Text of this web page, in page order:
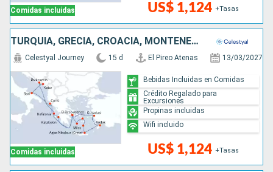
Comidas incluidas US$ 1,124 +Tasas
TURQUÍA, GRECIA, CROACIA, MONTENEGRO, ITALIA
Comidas incluidas
Celestyal Journey 15 d El Pireo Atenas 13/03/2027
US$ 1,124 +Tasas
Bebidas Incluidas en Comidas
Crédito Regalado para
Excursiones
Propinas incluidas
Wifi incluido